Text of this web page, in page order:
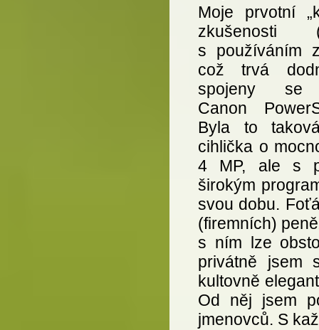
Moje prvotní
zkušenosti
s používáním
což trvá
spojeny se
Canon
Byla to
cihlička o
4 MP, ale s
širokým
svou dobu.
(firemních)
s ním lze
privátně jsem
kultovně
Od něj jsem
jmenovců. S